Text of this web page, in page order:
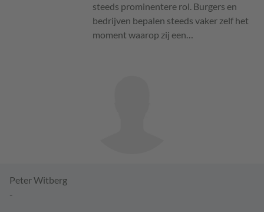
steeds prominentere rol. Burgers en
bedrijven bepalen steeds vaker zelf het
moment waarop zij een…
Peter Witberg
-